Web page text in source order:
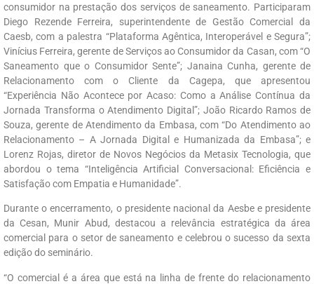
consumidor na prestação dos serviços de saneamento. Participaram
Diego Rezende Ferreira, superintendente de Gestão Comercial da
Caesb, com a palestra “Plataforma Agêntica, Interoperável e Segura”;
Vinícius Ferreira, gerente de Serviços ao Consumidor da Casan, com “O
Saneamento que o Consumidor Sente”; Janaina Cunha, gerente de
Relacionamento com o Cliente da Cagepa, que apresentou
“Experiência Não Acontece por Acaso: Como a Análise Contínua da
Jornada Transforma o Atendimento Digital”; João Ricardo Ramos de
Souza, gerente de Atendimento da Embasa, com “Do Atendimento ao
Relacionamento – A Jornada Digital e Humanizada da Embasa”; e
Lorenz Rojas, diretor de Novos Negócios da Metasix Tecnologia, que
abordou o tema “Inteligência Artificial Conversacional: Eficiência e
Satisfação com Empatia e Humanidade”.
Durante o encerramento, o presidente nacional da Aesbe e presidente
da Cesan, Munir Abud, destacou a relevância estratégica da área
comercial para o setor de saneamento e celebrou o sucesso da sexta
edição do seminário.
“O comercial é a área que está na linha de frente do relacionamento